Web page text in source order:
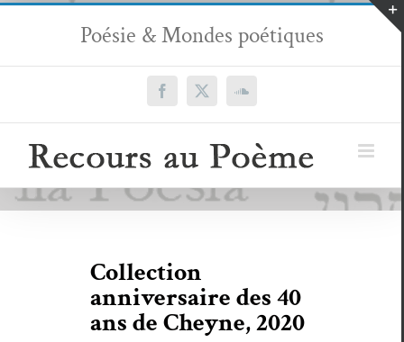
Passer
contenu
Poésie & Mondes poétiques
Facebook
X SoundCloud
Collection
anniversaire des 40
ans de Cheyne, 2020